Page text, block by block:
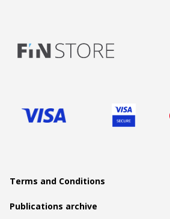
Terms and Conditions
Publications archive